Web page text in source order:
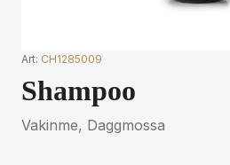
Art: CH1285009
Shampoo
Vakinme, Daggmossa